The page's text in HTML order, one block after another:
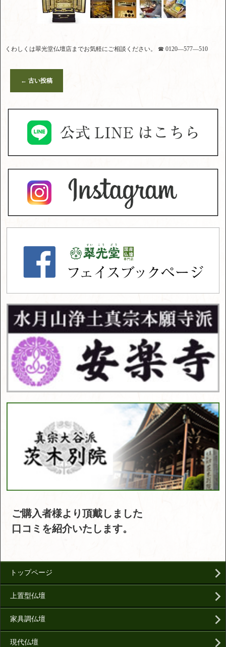
くわしくは翠光堂仏壇店までお気軽にご相談ください。 ☎ 0120―577―510
← 古い投稿
ご購入者様より頂戴しました
口コミを紹介いたします。
トップページ
上置型仏壇
家具調仏壇
現代仏壇